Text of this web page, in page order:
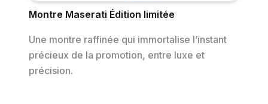
Montre Maserati Édition limitée
Une montre raffinée qui immortalise l’instant
précieux de la promotion, entre luxe et
précision.